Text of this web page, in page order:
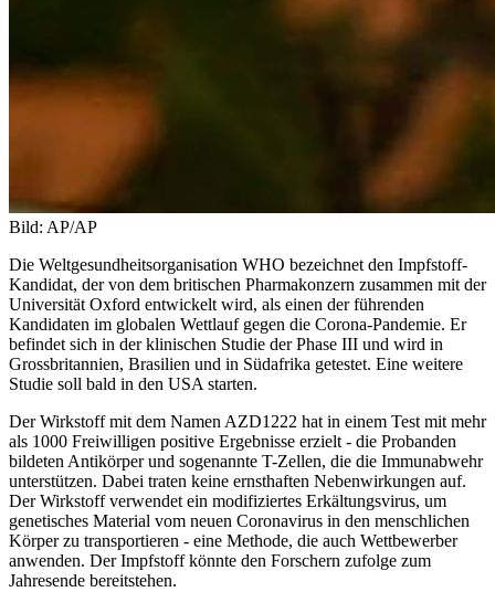
Bild: AP/AP
Die Weltgesundheitsorganisation WHO bezeichnet den Impfstoff-
Kandidat, der von dem britischen Pharmakonzern zusammen mit der
Universität Oxford entwickelt wird, als einen der führenden
Kandidaten im globalen Wettlauf gegen die Corona-Pandemie. Er
befindet sich in der klinischen Studie der Phase III und wird in
Grossbritannien, Brasilien und in Südafrika getestet. Eine weitere
Studie soll bald in den USA starten.
Der Wirkstoff mit dem Namen AZD1222 hat in einem Test mit mehr
als 1000 Freiwilligen positive Ergebnisse erzielt - die Probanden
bildeten Antikörper und sogenannte T-Zellen, die die Immunabwehr
unterstützen. Dabei traten keine ernsthaften Nebenwirkungen auf.
Der Wirkstoff verwendet ein modifiziertes Erkältungsvirus, um
genetisches Material vom neuen Coronavirus in den menschlichen
Körper zu transportieren - eine Methode, die auch Wettbewerber
anwenden. Der Impfstoff könnte den Forschern zufolge zum
Jahresende bereitstehen.